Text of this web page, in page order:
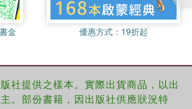
you'll find it here.
金 優惠方式： 19折起
社提供之樣本。實際出貨商品，以出
。部份書籍，因出版社供應狀況特